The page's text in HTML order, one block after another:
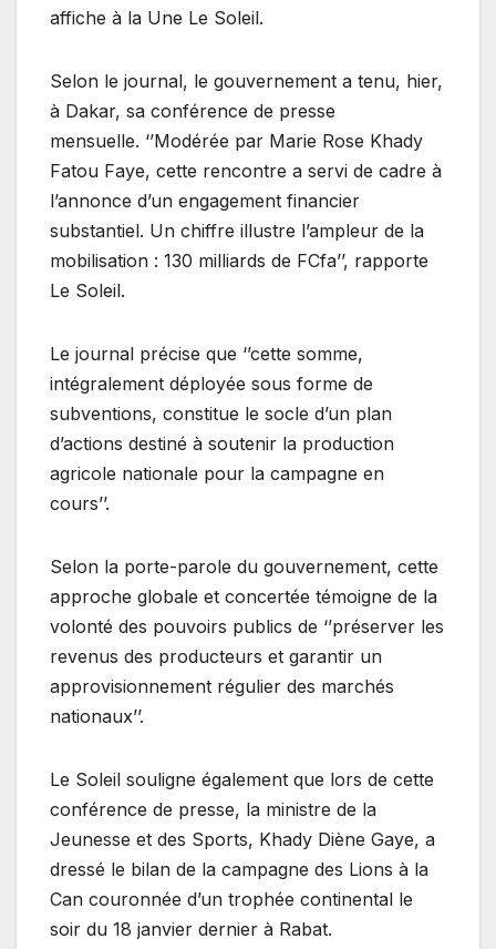
affiche à la Une Le Soleil.
Selon le journal, le gouvernement a tenu, hier,
à Dakar, sa conférence de presse
mensuelle. ‘’Modérée par Marie Rose Khady
Fatou Faye, cette rencontre a servi de cadre à
l’annonce d’un engagement financier
substantiel. Un chiffre illustre l’ampleur de la
mobilisation : 130 milliards de FCfa’’, rapporte
Le Soleil.
Le journal précise que ‘’cette somme,
intégralement déployée sous forme de
subventions, constitue le socle d’un plan
d’actions destiné à soutenir la production
agricole nationale pour la campagne en
cours’’.
Selon la porte-parole du gouvernement, cette
approche globale et concertée témoigne de la
volonté des pouvoirs publics de ‘’préserver les
revenus des producteurs et garantir un
approvisionnement régulier des marchés
nationaux’’.
Le Soleil souligne également que lors de cette
conférence de presse, la ministre de la
Jeunesse et des Sports, Khady Diène Gaye, a
dressé le bilan de la campagne des Lions à la
Can couronnée d’un trophée continental le
soir du 18 janvier dernier à Rabat.